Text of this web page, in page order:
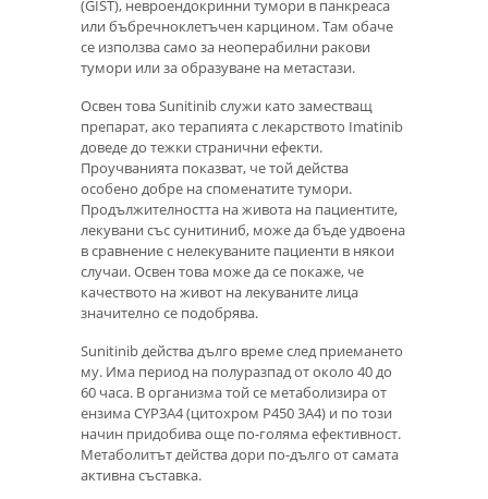
(GIST), невроендокринни тумори в панкреаса
или бъбречноклетъчен карцином. Там обаче
се използва само за неоперабилни ракови
тумори или за образуване на метастази.
Освен това Sunitinib служи като заместващ
препарат, ако терапията с лекарството Imatinib
доведе до тежки странични ефекти.
Проучванията показват, че той действа
особено добре на споменатите тумори.
Продължителността на живота на пациентите,
лекувани със сунитиниб, може да бъде удвоена
в сравнение с нелекуваните пациенти в някои
случаи. Освен това може да се покаже, че
качеството на живот на лекуваните лица
значително се подобрява.
Sunitinib действа дълго време след приемането
му. Има период на полуразпад от около 40 до
60 часа. В организма той се метаболизира от
ензима CYP3A4 (цитохром Р450 3А4) и по този
начин придобива още по-голяма ефективност.
Метаболитът действа дори по-дълго от самата
активна съставка.